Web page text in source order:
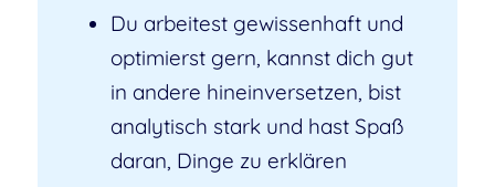
Du arbeitest gewissenhaft und
optimierst gern, kannst dich gut
in andere hineinversetzen, bist
analytisch stark und hast Spaß
daran, Dinge zu erklären